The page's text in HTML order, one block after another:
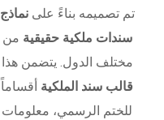
تم تصميمه بناءً علىنماذج
سندات ملكية حقيقية من
مختلف الدول. يتضمن هذا
قالب سند الملكية أقساماً
للختم الرسمي، معلومات